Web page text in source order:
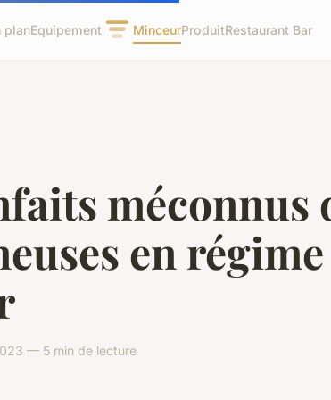
planEquipement MinceurProduitRestaurant Bar
méconnus
en régime
— 5 min de lecture